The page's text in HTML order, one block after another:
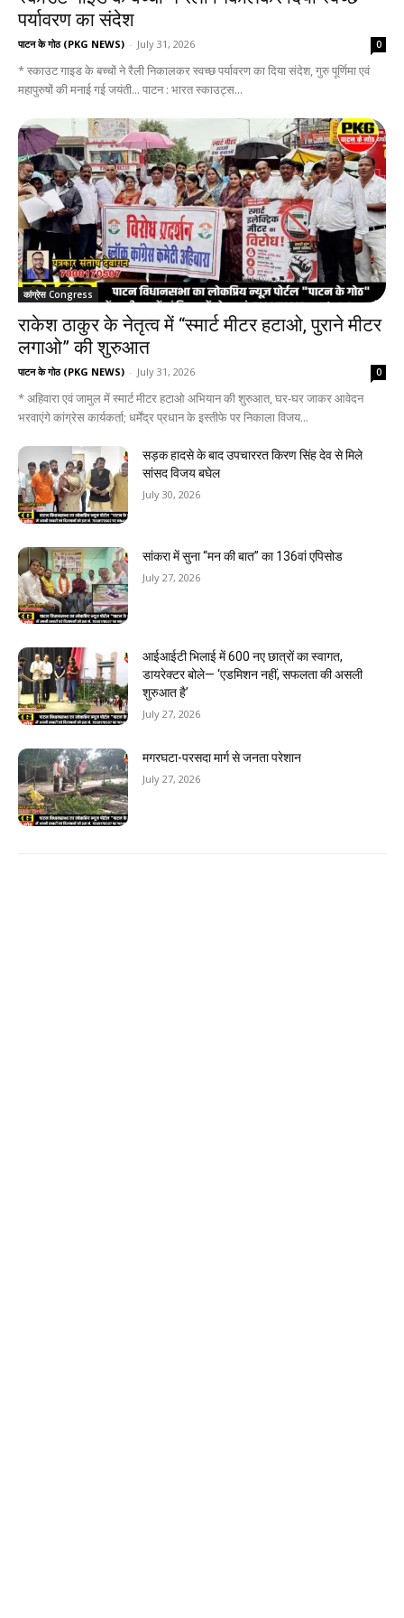
पर्यावरण का संदेश
पाटन के गोठ (PKG NEWS) - July 31, 2026 0
* स्काउट गाइड के बच्चों ने रैली निकालकर स्वच्छ पर्यावरण का दिया संदेश, गुरु पूर्णिमा एवं
महापुरुषों की मनाई गई जयंती... पाटन : भारत स्काउट्स...
कांग्रेस Congress
राकेश ठाकुर के नेतृत्व में “स्मार्ट मीटर हटाओ, पुराने मीटर
लगाओ” की शुरुआत
पाटन के गोठ (PKG NEWS) - July 31, 2026 0
* अहिवारा एवं जामुल में स्मार्ट मीटर हटाओ अभियान की शुरुआत, घर-घर जाकर आवेदन
भरवाएंगे कांग्रेस कार्यकर्ता; धर्मेंद्र प्रधान के इस्तीफे पर निकाला विजय...
सड़क हादसे के बाद उपचाररत किरण सिंह देव से मिले
सांसद विजय बघेल
July 30, 2026
सांकरा में सुना “मन की बात” का 136वां एपिसोड
July 27, 2026
आईआईटी भिलाई में 600 नए छात्रों का स्वागत,
डायरेक्टर बोले— ‘एडमिशन नहीं, सफलता की असली
शुरुआत है’
July 27, 2026
मगरघटा-परसदा मार्ग से जनता परेशान
July 27, 2026